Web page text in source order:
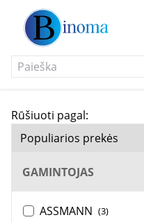
Rūšiuoti pagal:
GAMINTOJAS
ASSMANN (3)